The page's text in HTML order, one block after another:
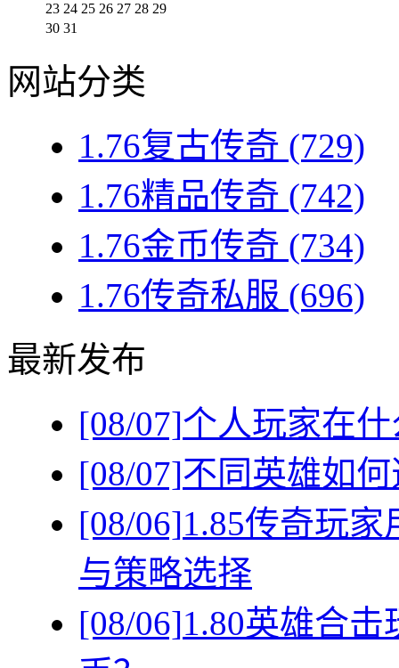
23 24 25 26 27 28 29
30 31
网站分类
1.76复古传奇 (729)
1.76精品传奇 (742)
1.76金币传奇 (734)
1.76传奇私服 (696)
最新发布
[08/07]个人玩家在
[08/07]不同英雄如
[08/06]1.85传奇玩
与策略选择
[08/06]1.80英雄合